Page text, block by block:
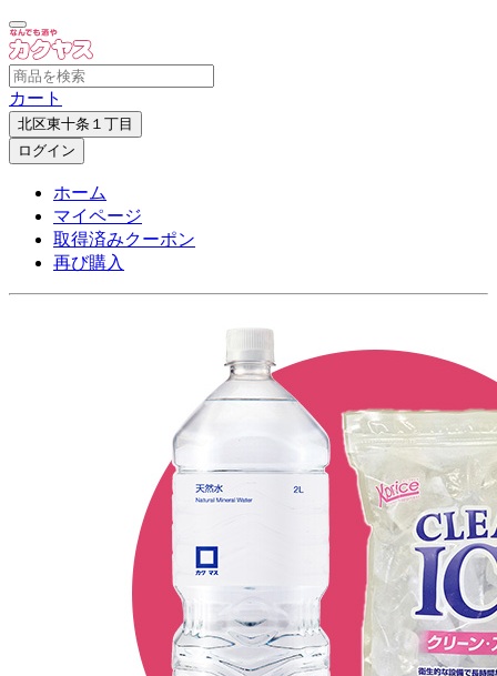
カート
北区東十条１丁目
ログイン
ホーム
マイページ
取得済みクーポン
再び購入